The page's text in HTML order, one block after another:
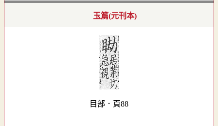
玉篇(元刊本)
目部．頁88